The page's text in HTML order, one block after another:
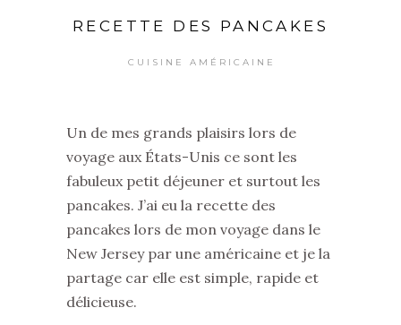
RECETTE DES PANCAKES
CUISINE AMÉRICAINE
Un de mes grands plaisirs lors de
voyage aux États-Unis ce sont les
fabuleux petit déjeuner et surtout les
pancakes. J’ai eu la recette des
pancakes lors de mon voyage dans le
New Jersey par une américaine et je la
partage car elle est simple, rapide et
délicieuse.